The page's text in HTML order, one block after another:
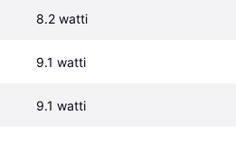
8.2 watti
9.1 watti
9.1 watti